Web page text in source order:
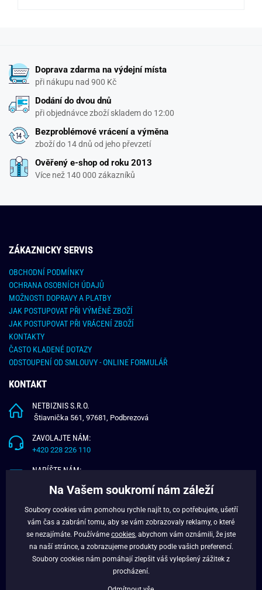
Doprava zdarma na výdejní místa
při nákupu nad 900 Kč
Dodání do dvou dnů
při objednávce zboží skladem do 12:00
Bezproblémové vrácení a výměna
zboží do 14 dnů od jeho převzetí
Ověřený e-shop od roku 2013
Více než 140 000 zákazníků
ZÁKAZNICKY SERVIS
OBCHODNÍ PODMÍNKY
OCHRANA OSOBNÍCH ÚDAJŮ
MOŽNOSTI DOPRAVY A PLATBY
JAK POSTUPOVAT PŘI VÝMĚNĚ ZBOŽÍ
JAK POSTUPOVAT PŘI VRÁCENÍ ZBOŽÍ
KONTAKTY
ČASTO KLADENÉ DOTAZY
ODSTOUPENÍ OD SMLOUVY - ONLINE FORMULÁŘ
KONTAKT
NETBIZNIS S.R.O.
Štiavnička 561, 97681, Podbrezová
ZAVOLAJTE NÁM:
+420 228 226 110
NAPÍŠTE NÁM:
O NÁS
VĚRNOSTNÍ PROGRAM
Na Vašem soukromí nám záleží
Soubory cookies vám pomohou rychle najít to, co potřebujete, ušetří
vám čas a zabrání tomu, aby se vám zobrazovaly reklamy, o které
se nezajímáte. Používáme cookies , abychom vám oznámili, že jste
na naší stránce, a zobrazujeme produkty podle vašich preferencí.
Soubory cookies nám pomáhají zlepšit váš vylepšený zážitek z
procházení.